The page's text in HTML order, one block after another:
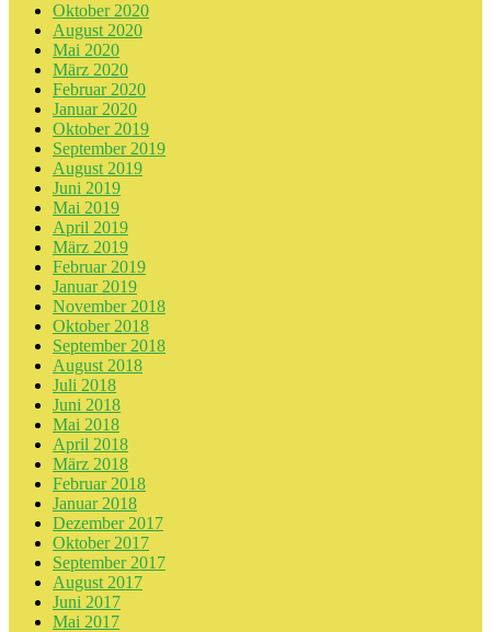
Oktober 2020
August 2020
Mai 2020
März 2020
Februar 2020
Januar 2020
Oktober 2019
September 2019
August 2019
Juni 2019
Mai 2019
April 2019
März 2019
Februar 2019
Januar 2019
November 2018
Oktober 2018
September 2018
August 2018
Juli 2018
Juni 2018
Mai 2018
April 2018
März 2018
Februar 2018
Januar 2018
Dezember 2017
Oktober 2017
September 2017
August 2017
Juni 2017
Mai 2017